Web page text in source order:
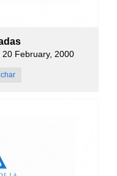
February, 2000